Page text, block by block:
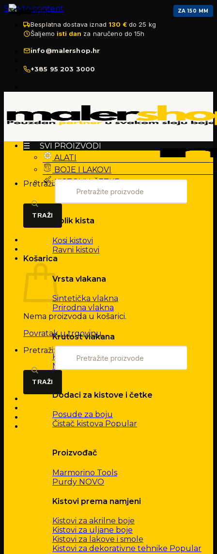
Skip to content
Besplatna dostava iznad 130 €do 25 kg
Šaljemo isti dan za naručeno do 15h
info@malershop.hr
+385 95 203 3000
Pretraži:
Košarica
Nema proizvoda u košarici.
Povratak u trgovinu
Pretraži:
☰ SVI PROIZVODI
ALATI
BOJE I LAKOVI
KISTOVI I ČETKE
Oblik kista
Kosi kistovi
Ravni kistovi
Vrsta vlakana
Sintetička vlakna
Prirodna vlakna
Krutost vlakana
Kruta vlakna
Mekana vlakna
Dodaci za kistove i četke
Posude za boju
Čistač kistova
Proizvođač
Marmorino Tools
Purdy
Kistovi prema namjeni
Kistovi za akrilne boje
Kistovi za uljane boje
Kistovi za lakove i smole
Kistovi za dekorativne tehnike
ZA 150 MM